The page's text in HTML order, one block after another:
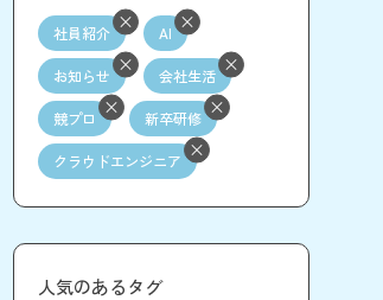
社員紹介 AI
お知らせ 会社生活
競プロ 新卒研修
クラウドエンジニア
人気のあるタグ